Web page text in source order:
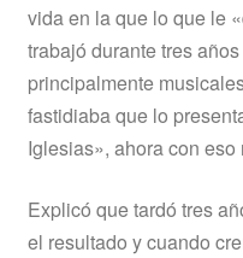
vida en la que lo que le
trabajó durante tres
principalmente
fastidiaba que lo
Iglesias», ahora con
Explicó que tardó tres
el resultado y cuando